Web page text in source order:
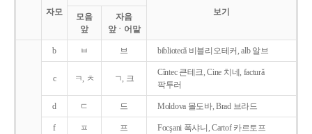
자모
보기
모음
앞
자음
앞ㆍ어말
b ㅂ 브 bibliotecǎ 비블리오테커, alb 알브
c ㅋ, ㅊ ㄱ, 크
Cîntec 큰테크, Cine 치네, facturǎ
팍투러
d ㄷ 드 Moldova 몰도바, Brad 브라드
f ㅍ 프 Focşani 폭샤니, Cartof 카르토프